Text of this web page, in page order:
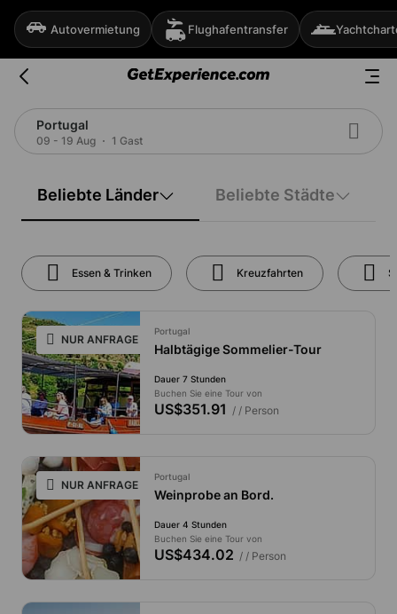
Autovermietung Flughafentransfer
Portugal
09 - 19 Aug 1 Gast
Beliebte Länder Beliebte Städte
Essen & Trinken Kreuzfahrten
NUR ANFRAGE
Portugal
Halbtägige Sommelier-Tour
Dauer 7 Stunden
Buchen Sie eine Tour von
US$351.91 / / Person
NUR ANFRAGE
Portugal
Weinprobe an Bord.
Dauer 4 Stunden
Buchen Sie eine Tour von
US$434.02 / / Person